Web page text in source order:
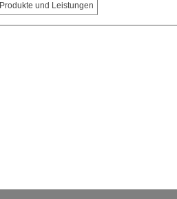
Produkte und Leistungen